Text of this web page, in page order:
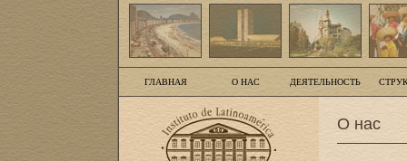
ГЛАВНАЯ О НАС ДЕЯТЕЛЬНОСТЬ
О нас